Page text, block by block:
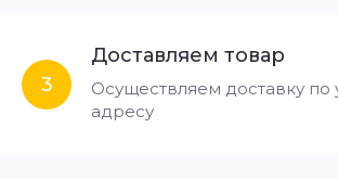
3
Доставляем товар
Осуществляем доставку по
адресу